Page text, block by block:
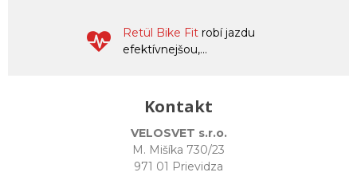
Retül Bike Fit robí jazdu
efektívnejšou,...
Kontakt
VELOSVET s.r.o.
M. Mišíka 730/23
971 01 Prievidza